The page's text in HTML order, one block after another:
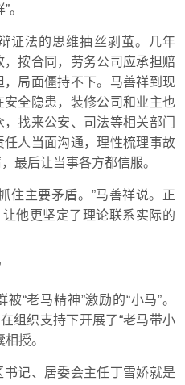
。
证法的思维抽丝剥茧。几年
按合同，劳务公司应承担赔
局面僵持不下。马善祥到现
全隐患，装修公司和业主也
找来公安、司法等相关部门
人当面沟通，理性梳理事故
最后让当事各方都信服。
住主要矛盾。”马善祥说。正
他更坚定了理论联系实际的
“老马精神”激励的“小马”。
组织支持下开展了“老马带小
授。
记、居委会主任丁雪娇就是